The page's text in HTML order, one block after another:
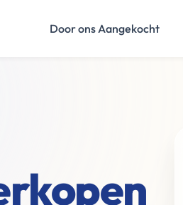
Door ons Aangekocht